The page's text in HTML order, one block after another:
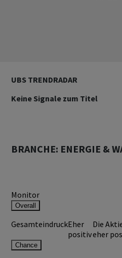
UBS TRENDRADAR
Keine Signale zum Titel
BRANCHE: ENERGIE &
Monitor
Overall
GesamteindruckEher
positiv
Die
eher
Chance